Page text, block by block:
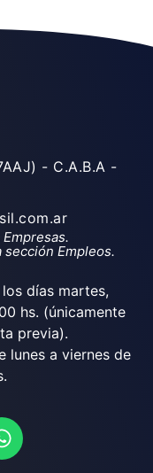
- C.A.B.A -
sección Empleos.
días martes,
hs. (únicamente
previa).
lunes a viernes de